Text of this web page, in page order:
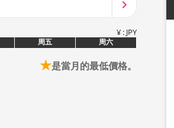
¥ : JPY
周五 周六
★是當月的最低價格。